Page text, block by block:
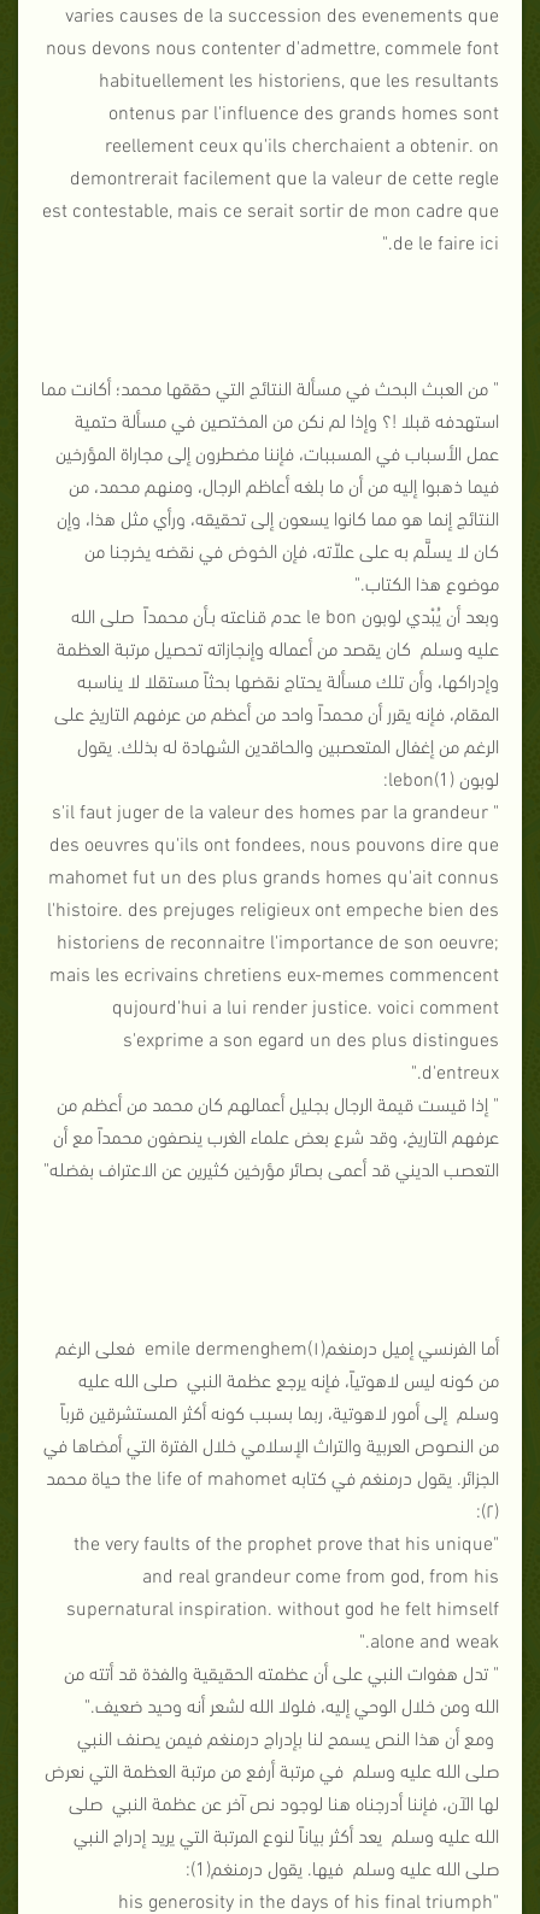
varies causes de la succession des evenements que
nous devons nous contenter d'admettre, commele font
habituellement les historiens, que les resultants
ontenus par l'influence des grands homes sont
reellement ceux qu'ils cherchaient a obtenir. on
demontrerait facilement que la valeur de cette regle
est contestable, mais ce serait sortir de mon cadre que
de le faire ici."
" من العبث البحث في مسألة النتائج التي حققها محمد؛ أكانت مما
استهدفه قبلا !؟ وإذا لم نكن من المختصين في مسألة حتمية
عمل الأسباب في المسببات، فإننا مضطرون إلى مجاراة المؤرخين
فيما ذهبوا إليه من أن ما بلغه أعاظم الرجال، ومنهم محمد، من
النتائج إنما هو مما كانوا يسعون إلى تحقيقه، ورأي مثل هذا، وإن
كان لا يسلَّم به على علاّته، فإن الخوض في نقضه يخرجنا من
موضوع هذا الكتاب."
وبعد أن يُبْدي لوبون le bon عدم قناعته بـأن محمداً صلى الله
عليه وسلم كان يقصد من أعماله وإنجازاته تحصيل مرتبة العظمة
وإدراكها، وأن تلك مسألة يحتاج نقضها بحثاً مستقلا لا يناسبه
المقام، فإنه يقرر أن محمداً واحد من أعظم من عرفهم التاريخ على
الرغم من إغفال المتعصبين والحاقدين الشهادة له بذلك. يقول
لوبون lebon(1):
" s'il faut juger de la valeur des homes par la grandeur
des oeuvres qu'ils ont fondees, nous pouvons dire que
mahomet fut un des plus grands homes qu'ait connus
l'histoire. des prejuges religieux ont empeche bien des
historiens de reconnaitre l'importance de son oeuvre;
mais les ecrivains chretiens eux-memes commencent
qujourd'hui a lui render justice. voici comment
s'exprime a son egard un des plus distingues
d'entreux."
" إذا قيست قيمة الرجال بجليل أعمالهم كان محمد من أعظم من
عرفهم التاريخ، وقد شرع بعض علماء الغرب ينصفون محمداً مع أن
التعصب الديني قد أعمى بصائر مؤرخين كثيرين عن الاعتراف بفضله"
أما الفرنسي إميل درمنغم(۱)emile dermenghem فعلى الرغم
من كونه ليس لاهوتياً، فإنه يرجع عظمة النبي صلى الله عليه
وسلم إلى أمور لاهوتية، ربما بسبب كونه أكثر المستشرقين قرباً
من النصوص العربية والتراث الإسلامي خلال الفترة التي أمضاها في
الجزائر. يقول درمنغم في كتابه the life of mahomet حياة محمد
(۲):
"the very faults of the prophet prove that his unique
and real grandeur come from god, from his
supernatural inspiration. without god he felt himself
alone and weak."
" تدل هفوات النبي على أن عظمته الحقيقية والفذة قد أتته من
الله ومن خلال الوحي إليه، فلولا الله لشعر أنه وحيد ضعيف."
ومع أن هذا النص يسمح لنا بإدراج درمنغم فيمن يصنف النبي
صلى الله عليه وسلم في مرتبة أرفع من مرتبة العظمة التي نعرض
لها الآن، فإننا أدرجناه هنا لوجود نص آخر عن عظمة النبي صلى
الله عليه وسلم يعد أكثر بياناً لنوع المرتبة التي يريد إدراج النبي
صلى الله عليه وسلم فيها. يقول درمنغم(1):
"his generosity in the days of his final triumph